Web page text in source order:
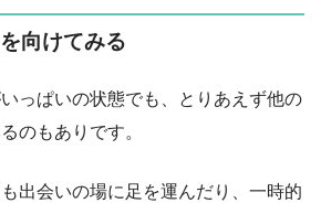
向けてみる
っぱいの状態でも、とりあえず他の
のもありです。
出会いの場に足を運んだり、一時的